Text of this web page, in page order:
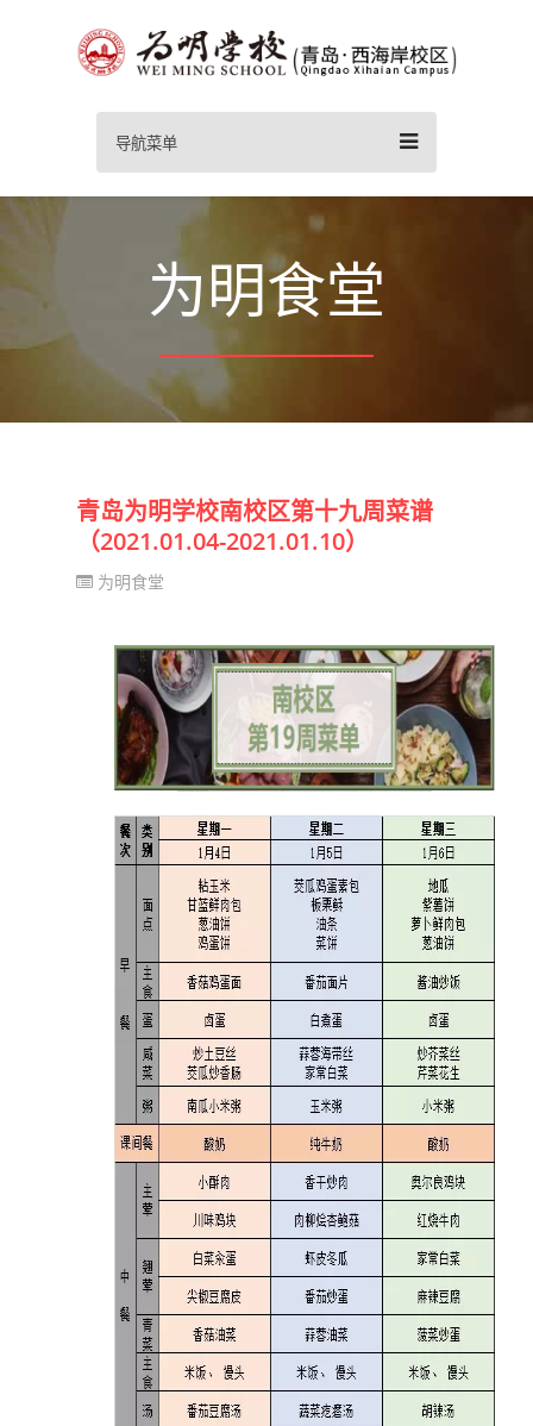
导航菜单
为明食堂
青岛为明学校南校区第十九周菜谱
（2021.01.04-2021.01.10）
为明食堂